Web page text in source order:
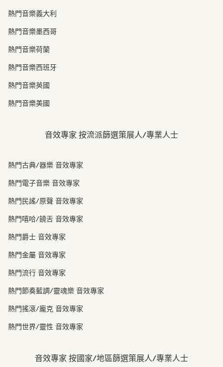
熱門音樂義大利
熱門音樂墨西哥
熱門音樂荷蘭
熱門音樂西班牙
熱門音樂英國
熱門音樂美國
音效專家 按流派篩選策展人/專業人士
熱門古典/器樂 音效專家
熱門電子音樂 音效專家
熱門民謠/原聲 音效專家
熱門嘻哈/饒舌 音效專家
熱門爵士 音效專家
熱門金屬 音效專家
熱門流行 音效專家
熱門節奏藍調/靈魂樂 音效專家
熱門搖滾/龐克 音效專家
熱門世界/靈性 音效專家
音效專家 按國家/地區篩選策展人/專業人士